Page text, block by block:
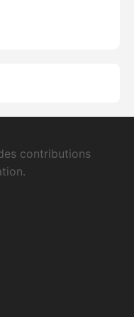
contributions